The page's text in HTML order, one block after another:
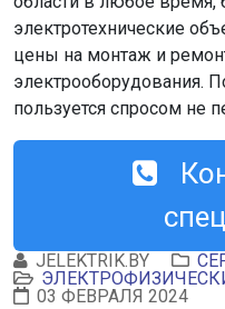
электротехнические
цены на монтаж и
электрооборудования.
пользуется спросом не
JELEKTRIK.BY
03 ФЕВРАЛЯ 2024